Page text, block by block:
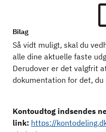
Bilag
Så vidt muligt, skal du
alle dine aktuelle faste
Derudover er det valgfrit
dokumentation for det,
Kontoudtog indsendes
link: https://